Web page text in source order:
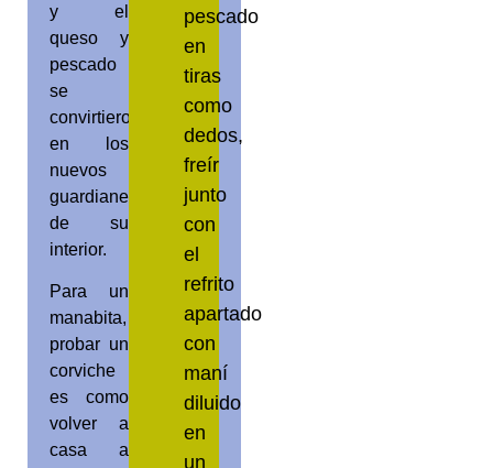
y el
queso y
pescado
se
convirtieron
en los
nuevos
guardianes
de su
interior.
Para un
manabita,
probar un
corviche
es como
volver a
casa a
pescado
en
tiras
como
dedos,
freír
junto
con
el
refrito
apartado
con
maní
diluido
en
un